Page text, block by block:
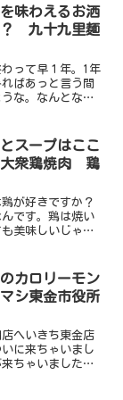
撃していくこと
味わえるお洒
？ 九十九里麺
って早１年。1年
ばあっと言う間
な。なんとなく
技として採用さ
で...
スープはここ
衆鶏焼肉 鶏
が好きですか？
です。鶏は焼い
美味しいじゃな
食って行っても
...
カロリーモン
シ東金市役所
へいきち東金店
に来ちゃいまし
ちゃいました。